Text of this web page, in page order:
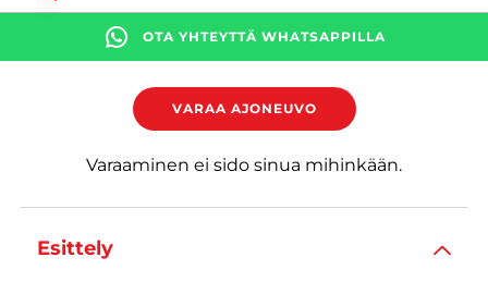
OTA YHTEYTTÄ WHATSAPPILLA
VARAA AJONEUVO
Varaaminen ei sido sinua mihinkään.
Esittely